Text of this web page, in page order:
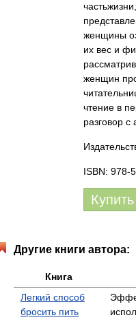
женщины
их вес и
женщин
чтение в
разговор с
ISBN: 978-
Другие книги автора:
Книга
Легкий способ
бросить пить